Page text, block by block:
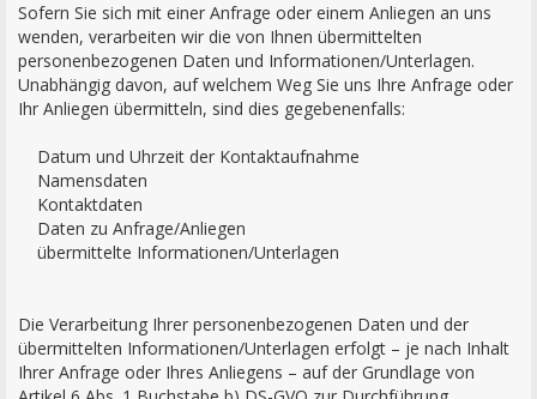
Sofern Sie sich mit einer Anfrage oder einem Anliegen an uns
wenden, verarbeiten wir die von Ihnen übermittelten
personenbezogenen Daten und Informationen/Unterlagen.
Unabhängig davon, auf welchem Weg Sie uns Ihre Anfrage oder
Ihr Anliegen übermitteln, sind dies gegebenenfalls:
Datum und Uhrzeit der Kontaktaufnahme
Namensdaten
Kontaktdaten
Daten zu Anfrage/Anliegen
übermittelte Informationen/Unterlagen
Die Verarbeitung Ihrer personenbezogenen Daten und der
übermittelten Informationen/Unterlagen erfolgt – je nach Inhalt
Ihrer Anfrage oder Ihres Anliegens – auf der Grundlage von